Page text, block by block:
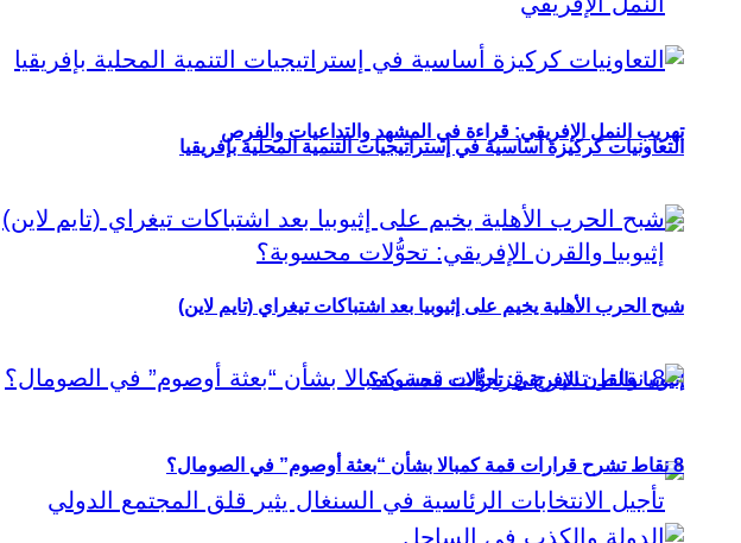
تهريب النمل الإفريقي: قراءة في المشهد والتداعيات والفرص
إثيوبيا والقرن الإفريقي: تحوُّلات محسوبة؟
التعاونيات كركيزة أساسية في إستراتيجيات التنمية المحلية بإفريقيا
شبح الحرب الأهلية يخيم على إثيوبيا بعد اشتباكات تيغراي (تايم لاين)
8 نقاط تشرح قرارات قمة كمبالا بشأن “بعثة أوصوم” في الصومال؟